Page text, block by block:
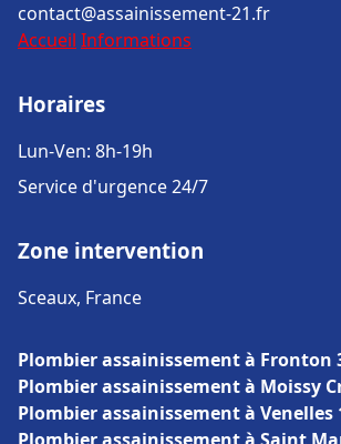
contact@assainissement-21.fr
Accueil Informations
Horaires
Lun-Ven: 8h-19h
Service d'urgence 24/7
Zone intervention
Sceaux, France
Plombier assainissement à Fronton
Plombier assainissement à Moissy
Plombier assainissement à Venelles